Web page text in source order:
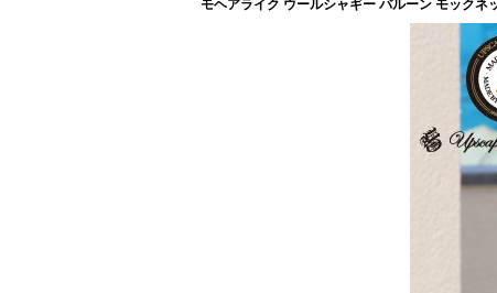
モヘアライク ウールシャギー バルーン モック